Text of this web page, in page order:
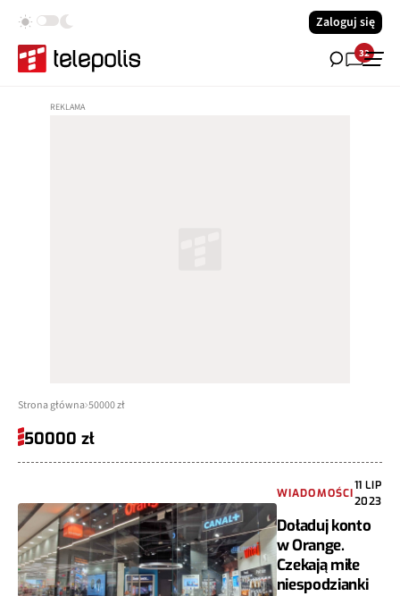
Zaloguj się
32
Strona główna 50000 zł
50000 zł
WIADOMOŚCI
11 LIP
2023
Doładuj konto
w Orange.
Czekają miłe
niespodzianki